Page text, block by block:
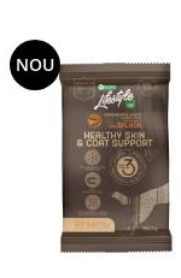
NOU